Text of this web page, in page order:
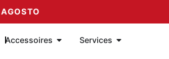
de suspensión
Herramientas
Accessoires Öffne Accesorios
Services Öffne Servicios